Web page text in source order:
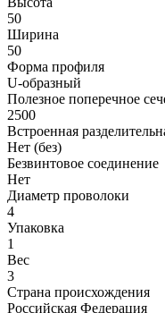
50
Ширина
50
Форма профиля
U-образный
Полезное поперечное
2500
Встроенная
Нет (без)
Безвинтовое соединение
Нет
Диаметр проволоки
4
Упаковка
1
Вес
3
Страна происхождения
Российская Федерация